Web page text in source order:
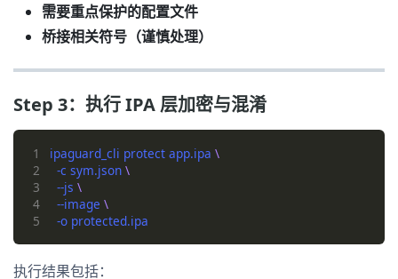
需要重点保护的配置文件
桥接相关符号（谨慎处理）
Step 3：执行 IPA 层加密与混淆
1 ipaguard_cli protect app.ipa
2
  -c sym.json
3
  --js
4
  --image
5
执行结果包括：